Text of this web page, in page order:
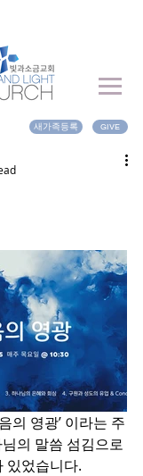
새가족등록 GIVE
의 영광’ 이라는 주
의 말씀 섬김으로
있었습니다.